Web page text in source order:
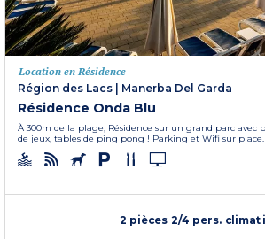
Location en Résidence
Région des Lacs
Manerba Del Garda
Résidence Onda Blu
À 300m de la plage, Résidence sur un grand parc avec
de jeux, tables de ping pong ! Parking et Wifi sur place.
2 pièces 2/4 pers.